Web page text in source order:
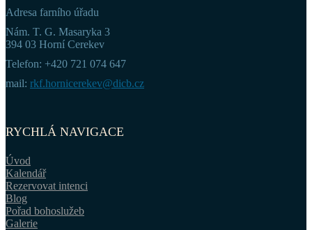
Adresa farního úřadu
Nám. T. G. Masaryka 3
394 03 Horní Cerekev
Telefon: +420 721 074 647
mail: rkf.hornicerekev@dicb.cz
RYCHLÁ NAVIGACE
Úvod
Kalendář
Rezervovat intenci
Blog
Pořad bohoslužeb
Galerie